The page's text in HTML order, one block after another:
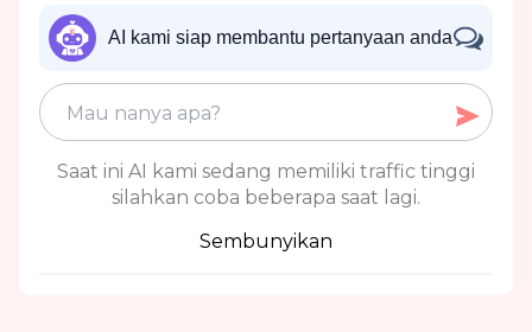
AI kami siap membantu pertanyaan anda
Saat ini AI kami sedang memiliki traffic tinggi
silahkan coba beberapa saat lagi.
Sembunyikan